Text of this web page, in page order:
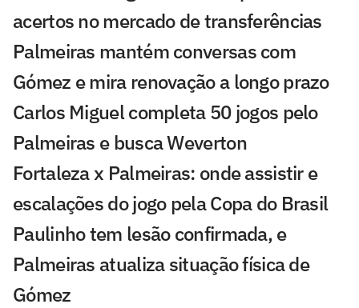
acertos no mercado de transferências
Palmeiras mantém conversas com
Gómez e mira renovação a longo prazo
Carlos Miguel completa 50 jogos pelo
Palmeiras e busca Weverton
Fortaleza x Palmeiras: onde assistir e
escalações do jogo pela Copa do Brasil
Paulinho tem lesão confirmada, e
Palmeiras atualiza situação física de
Gómez